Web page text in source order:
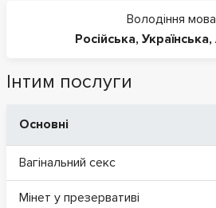
Володіння
Російська, Українська,
Інтим послуги
Основні
Вагінальний секс
Мінет у презервативі